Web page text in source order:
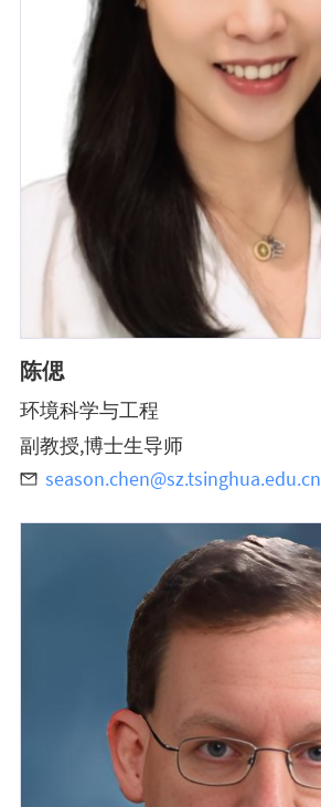
陈偲
环境科学与工程
副教授,博士生导师
season.chen@sz.tsinghua.edu.cn